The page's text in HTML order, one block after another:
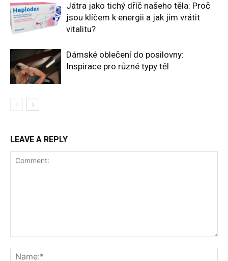
Játra jako tichý dříč našeho těla: Proč
jsou klíčem k energii a jak jim vrátit
vitalitu?
Dámské oblečení do posilovny:
Inspirace pro různé typy těl
LEAVE A REPLY